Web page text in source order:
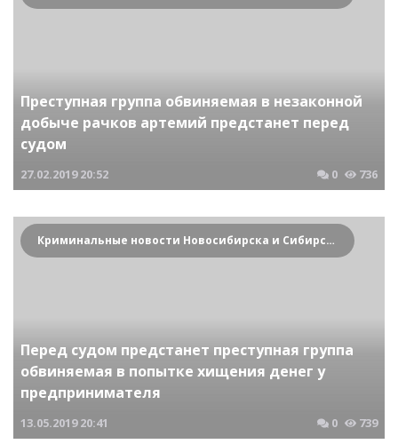
Преступная группа обвиняемая в незаконной
добыче рачков артемий предстанет перед
судом
27.02.2019 20:52 0 736
Криминальные новости Новосибирска и Сибирского региона
Перед судом предстанет преступная группа
обвиняемая в попытке хищения денег у
предпринимателя
13.05.2019 20:41 0 739